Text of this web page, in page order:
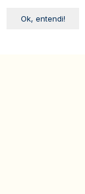
Ok, entendi!